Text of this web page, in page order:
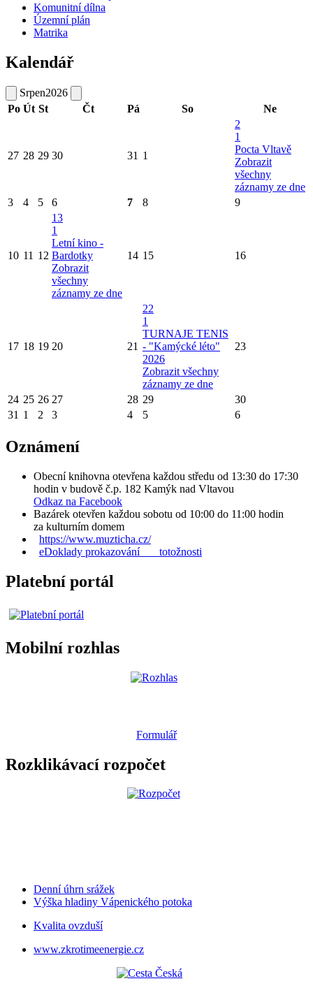
Komunitní dílna
Územní plán
Matrika
Kalendář
Srpen2026
Po Út St Čt Pá So Ne
27 28 29 30 31 1
2
1
Pocta Vltavě
Zobrazit
všechny
záznamy ze dne
3
4 5 6 7 8 9
10 11 12
13
1
Letní kino -
Bardotky
Zobrazit
všechny
záznamy ze dne
14 15 16
17 18 19 20 21
22
1
TURNAJE TENIS
- "Kamýcké léto"
2026
Zobrazit všechny
záznamy ze dne
23
24 25 26 27 28 29
30
31 1 2 3 4 5 6
Oznámení
Obecní knihovna otevřena každou středu od 13:30 do 17:30
hodin v budově č.p. 182 Kamýk nad Vltavou
Odkaz na Facebook
Bazárek otevřen každou sobotu od 10:00 do 11:00 hodin
za kulturním domem
https://www.muzticha.cz/
eDoklady prokazování totožnosti
Platební portál
Mobilní rozhlas
Formulář
Rozklikávací rozpočet
Denní úhrn srážek
Výška hladiny Vápenického potoka
Kvalita ovzduší
www.zkrotimeenergie.cz